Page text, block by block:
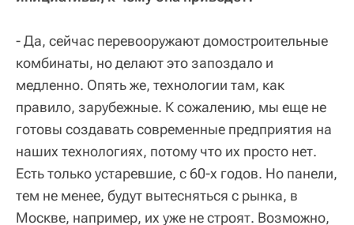
- Да, сейчас перевооружают домостроительные
комбинаты, но делают это запоздало и
медленно. Опять же, технологии там, как
правило, зарубежные. К сожалению, мы еще не
готовы создавать современные предприятия на
наших технологиях, потому что их просто нет.
Есть только устаревшие, с 60-х годов. Но панели,
тем не менее, будут вытесняться с рынка, в
Москве, например, их уже не строят. Возможно,